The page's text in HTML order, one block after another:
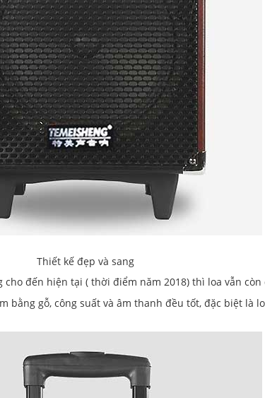
Thiết kế đẹp và sang
đến hiện tại ( thời điểm năm 2018) thì loa vẫn còn
bằng gỗ, công suất và âm thanh đều tốt, đặc biệt là